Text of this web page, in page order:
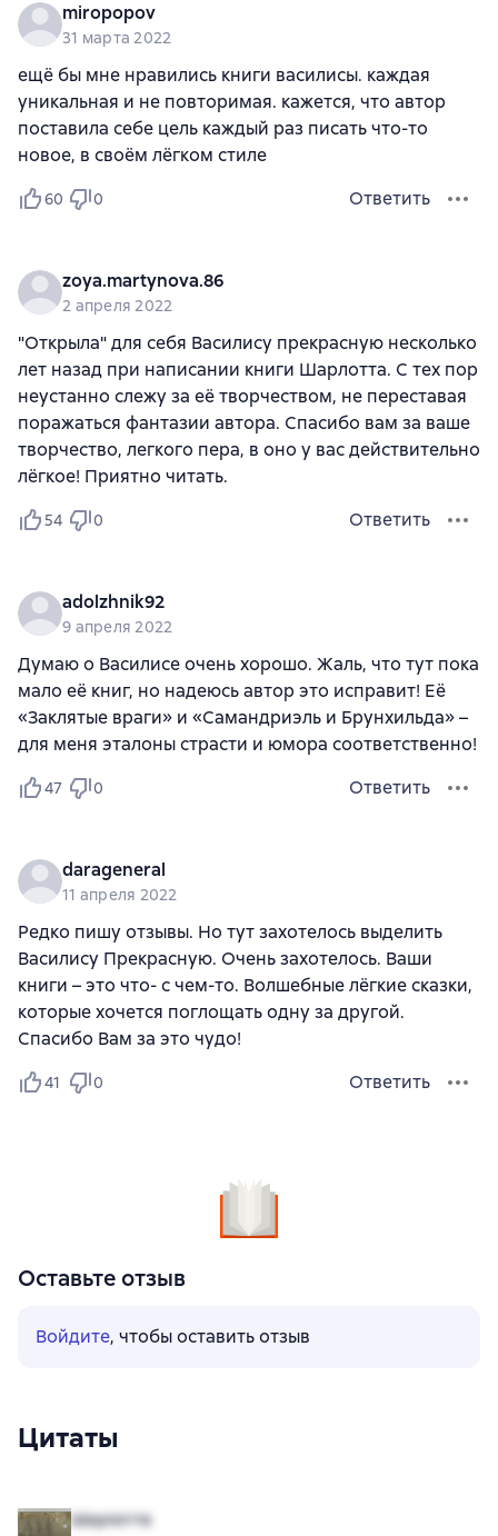
miropopov
31 марта 2022
ещё бы мне нравились книги василисы. каждая
уникальная и не повторимая. кажется, что автор
поставила себе цель каждый раз писать что-то
новое, в своём лёгком стиле
60 0 Ответить
zoya.martynova.86
2 апреля 2022
"Открыла" для себя Василису прекрасную несколько
лет назад при написании книги Шарлотта. С тех пор
неустанно слежу за её творчеством, не переставая
поражаться фантазии автора. Спасибо вам за ваше
творчество, легкого пера, в оно у вас действительно
лёгкое! Приятно читать.
54 0 Ответить
adolzhnik92
9 апреля 2022
Думаю о Василисе очень хорошо. Жаль, что тут пока
мало её книг, но надеюсь автор это исправит! Её
«Заклятые враги» и «Самандриэль и Брунхильда» –
для меня эталоны страсти и юмора соответственно!
47 0 Ответить
darageneral
11 апреля 2022
Редко пишу отзывы. Но тут захотелось выделить
Василису Прекрасную. Очень захотелось. Ваши
книги – это что- с чем-то. Волшебные лёгкие сказки,
которые хочется поглощать одну за другой.
Спасибо Вам за это чудо!
41 0 Ответить
Оставьте отзыв
Войдите, чтобы оставить отзыв
Цитаты
Шарлотта